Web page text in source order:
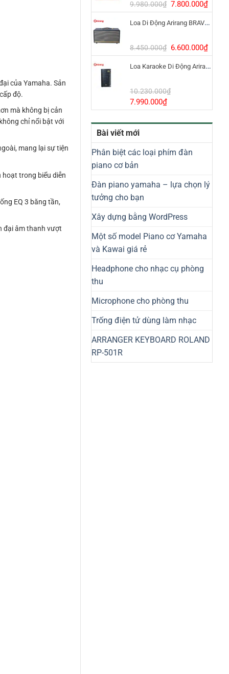
8.800.000₫.
9.980.000₫ Giá
gốc
là:
7.800.000₫Giá
hiện
tại
Loa Di Động Arirang BRAVO 8 800W Có Micro
8.450.000₫ Giá
gốc
là:
6.600.000₫Giá
hiện
tại
Loa Karaoke Di Động Arirang EDGE-X Model I
10.230.000₫
Giá
gốc
là:
10.230.000₫.
7.990.000₫Giá
hiện
tại
7.990.000₫.
Bài viết mới
Phân biệt các loại phím đàn
piano cơ bản
Đàn piano yamaha – lựa chọn lý
tưởng cho bạn
Xây dựng bằng WordPress
Một số model Piano cơ Yamaha
và Kawai giá rẻ
Headphone cho nhạc cụ phòng
thu
Microphone cho phòng thu
Trống điện tử dùng làm nhạc
ARRANGER KEYBOARD ROLAND
RP-501R
của Yamaha. Sản
độ.
mà không bị cản
chỉ nổi bật với
mang lại sự tiện
trong biểu diễn
EQ 3 băng tần,
đại âm thanh vượt